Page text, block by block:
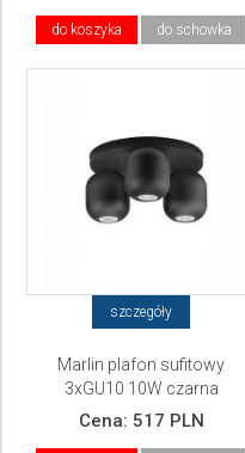
do koszyka do schowka
szczegóły
Marlin plafon sufitowy
3xGU10 10W czarna
Cena: 517 PLN